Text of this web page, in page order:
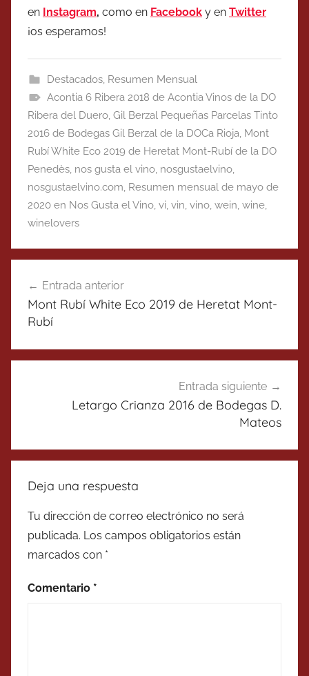
en Instagram, como en Facebook y en Twitter
¡os esperamos!
Destacados, Resumen Mensual
Acontia 6 Ribera 2018 de Acontia Vinos de la DO
Ribera del Duero, Gil Berzal Pequeñas Parcelas Tinto
2016 de Bodegas Gil Berzal de la DOCa Rioja, Mont
Rubí White Eco 2019 de Heretat Mont-Rubí de la DO
Penedès, nos gusta el vino, nosgustaelvino,
nosgustaelvino.com, Resumen mensual de mayo de
2020 en Nos Gusta el Vino, vi, vin, vino, wein, wine,
winelovers
de
entradas
Entrada anterior
Mont Rubí White Eco 2019 de Heretat Mont-
Rubí
Entrada siguiente
Letargo Crianza 2016 de Bodegas D.
Mateos
Deja una respuesta
Tu dirección de correo electrónico no será
publicada. Los campos obligatorios están
marcados con *
Comentario *